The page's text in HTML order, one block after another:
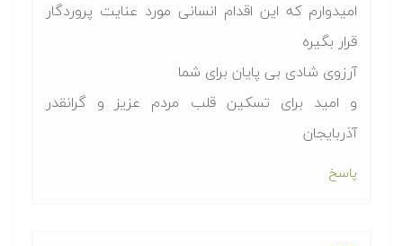
امیدوارم که این اقدام انسانی مورد عنایت پروردگار
قرار بگیره
آرزوی شادی بی پایان برای شما
و امید برای تسکین قلب مردم عزیز و گرانقدر
آذربایجان
پاسخ